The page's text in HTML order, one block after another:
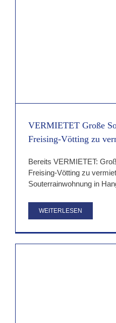
VERMIETET Große
Freising-Vötting zu
Bereits VERMIETET:
Freising-Vötting zu
Souterrainwohnung in
WEITERLESEN